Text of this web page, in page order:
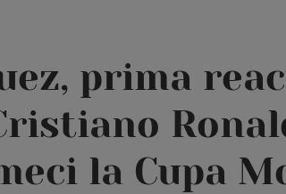
prima
la Cupa